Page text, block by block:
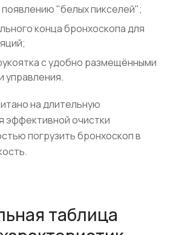
появлению "белых пикселей";
конца бронхоскопа для
с удобно размещёнными
управления.
на длительную
эффективной очистки
погрузить бронхоскоп в
таблица